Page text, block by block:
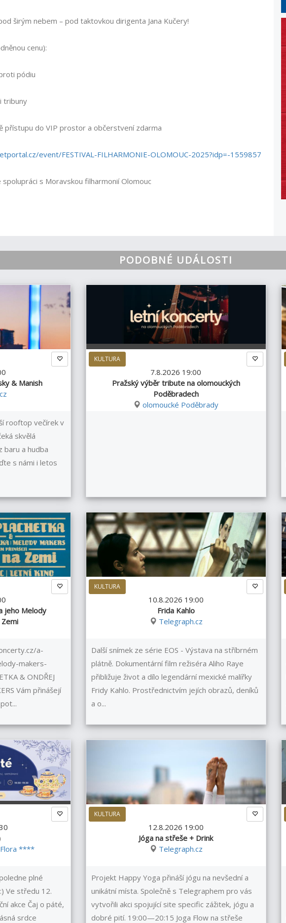
širým nebem – pod taktovkou dirigenta Jana Kučery!
cenu):
pódiu
tribuny
přístupu do VIP prostor a občerstvení zdarma
event/FESTIVAL-FILHARMONIE-OLOMOUC-2025?idp=-1559857
spolupráci s Moravskou filharmonií Olomouc
PODOBNÉ UDÁLOSTI
& Manish
rooftop večírek v
skvělá
baru a hudba
s námi i letos
KULTURA
7.8.2026 19:00
Pražský výběr tribute na olomouckých
Poděbradech
olomoucké Poděbrady
jeho Melody
a-
makers-
& ONDŘEJ
Vám přinášejí
KULTURA
10.8.2026 19:00
Frida Kahlo
Telegraph.cz
Další snímek ze série EOS - Výstava na stříbrném
plátně. Dokumentární film režiséra Aliho Raye
přibližuje život a dílo legendární mexické malířky
Fridy Kahlo. Prostřednictvím jejích obrazů, deníků
a o...
****
plné
Ve středu 12.
akce Čaj o páté,
srdce
KULTURA
12.8.2026 19:00
Jóga na střeše + Drink
Telegraph.cz
Projekt Happy Yoga přináší jógu na nevšední a
unikátní místa. Společně s Telegraphem pro vás
vytvořili akci spojující site specific zážitek, jógu a
dobré pití. 19:00—20:15 Joga Flow na střeše